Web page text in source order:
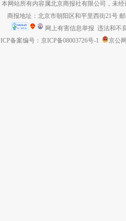
本网站所有内容属北京商报社有限公司，未经
商报地址：北京市朝阳区和平里西街21号
网上有害信息举报 违法和不
ICP备案编号：京ICP备08003726号-1
京公